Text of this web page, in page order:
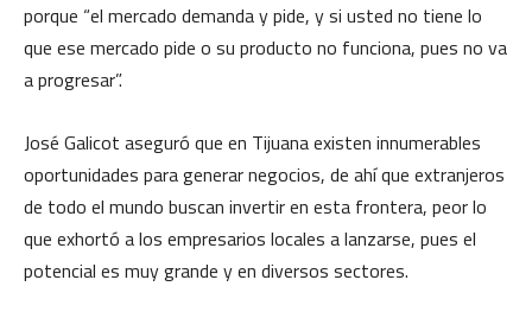
porque “el mercado demanda y pide, y si usted no tiene lo
que ese mercado pide o su producto no funciona, pues no va
a progresar”.
José Galicot aseguró que en Tijuana existen innumerables
oportunidades para generar negocios, de ahí que extranjeros
de todo el mundo buscan invertir en esta frontera, peor lo
que exhortó a los empresarios locales a lanzarse, pues el
potencial es muy grande y en diversos sectores.